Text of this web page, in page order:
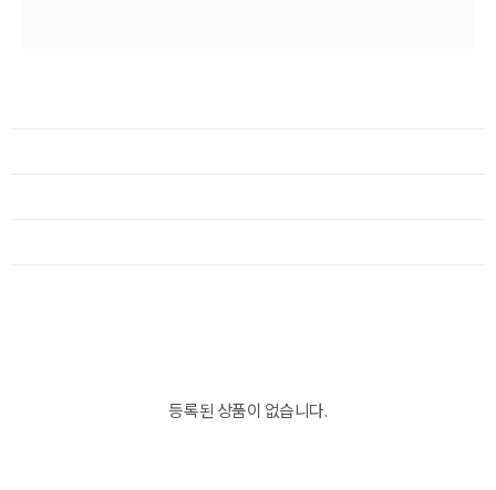
등록된 상품이 없습니다.